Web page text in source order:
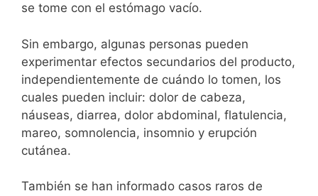
se tome con el estómago vacío.
Sin embargo, algunas personas pueden
experimentar efectos secundarios del producto,
independientemente de cuándo lo tomen, los
cuales pueden incluir: dolor de cabeza,
náuseas, diarrea, dolor abdominal, flatulencia,
mareo, somnolencia, insomnio y erupción
cutánea.
También se han informado casos raros de